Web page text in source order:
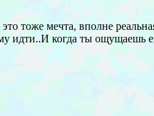
тоже мечта, вполне
идти..И когда ты ощущаешь